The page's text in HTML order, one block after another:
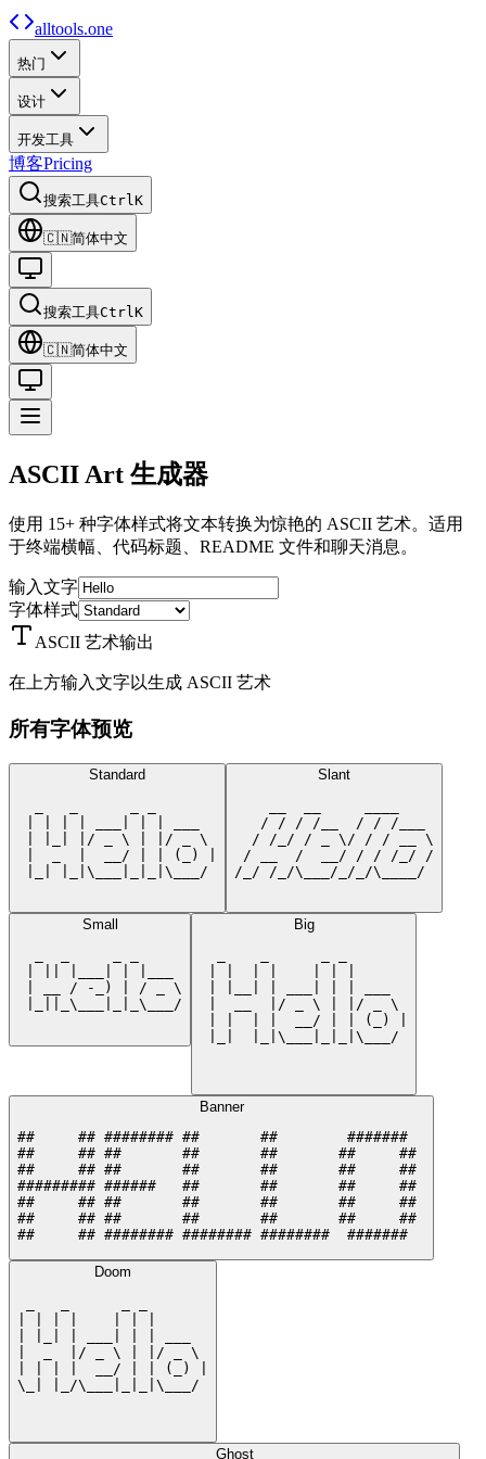
alltools.one
热门
设计
开发工具
博客Pricing
搜索工具CtrlK
🇨🇳简体中文
搜索工具CtrlK
🇨🇳简体中文
ASCII Art 生成器
使用 15+ 种字体样式将文本转换为惊艳的 ASCII 艺术。适用
于终端横幅、代码标题、README 文件和聊天消息。
输入文字
字体样式
ASCII 艺术输出
在上方输入文字以生成 ASCII 艺术
所有字体预览
Standard
| |_| |/ _ \ | |/ _ \
|  _  |  __/ | | (_) |
|_| |_|\___|_|_|\___/
Slant
   / / / /__  / / /___
  / /_/ / _ \/ / / __ \
/ __  /  __/ / / /_/ /
/_/ /_/\___/_/_/\____/
Small
| __ / -_) | / _ \
|_||_\___|_|_\___/
Big
|  __  |/ _ \ | |/ _ \
| |  | |  __/ | | (_) |
|_|  |_|\___|_|_|\___/
Banner
##     ## ######## ##       ##        #######
##     ## ##       ##       ##       ##     ##
##     ## ##       ##       ##       ##     ##
######### ######   ##       ##       ##     ##
##     ## ##       ##       ##       ##     ##
##     ## ##       ##       ##       ##     ##
##     ## ######## ######## ########  #######
Doom
|  _  |/ _ \ | |/ _ \
| | | |  __/ | | (_) |
\_| |_/\___|_|_|\___/
Ghost